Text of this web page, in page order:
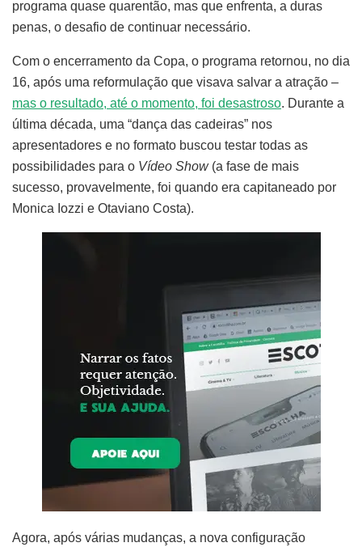
programa quase quarentão, mas que enfrenta, a duras
penas, o desafio de continuar necessário.
Com o encerramento da Copa, o programa retornou, no dia
16, após uma reformulação que visava salvar a atração –
mas o resultado, até o momento, foi desastroso. Durante a
última década, uma “dança das cadeiras” nos
apresentadores e no formato buscou testar todas as
possibilidades para o Vídeo Show (a fase de mais
sucesso, provavelmente, foi quando era capitaneado por
Monica Iozzi e Otaviano Costa).
Agora, após várias mudanças, a nova configuração